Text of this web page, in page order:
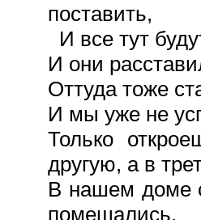
поставить,
И все тут
И они
Оттуда тоже
И мы уже не
Только
другую, а в
В нашем доме
помещались,